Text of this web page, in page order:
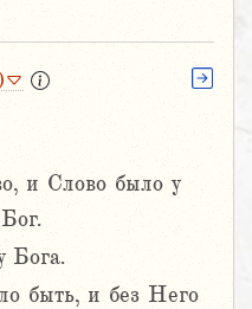
и Слово было у
Бога.
быть, и без Него